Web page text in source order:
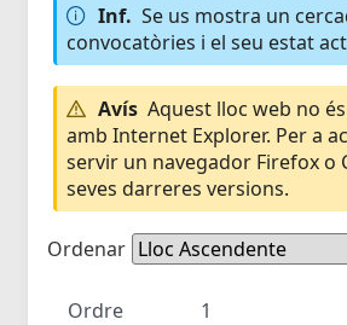
Inf. Se us mostra un
convocatòries i el seu estat
Avís Aquest lloc web no
amb Internet Explorer. Per a
servir un navegador Firefox o
seves darreres versions.
Ordenar
Ordre 1